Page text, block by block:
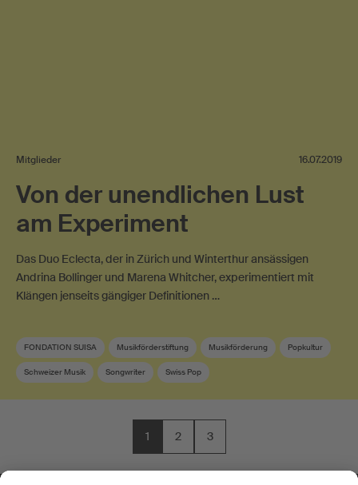
Mitglieder 16.07.2019
Von der unendlichen Lust
am Experiment
Das Duo Eclecta, der in Zürich und Winterthur ansässigen
Andrina Bollinger und Marena Whitcher, experimentiert mit
Klängen jenseits gängiger Definitionen …
FONDATION SUISA Musikförderstiftung Musikförderung Popkultur
Schweizer Musik Songwriter Swiss Pop
1 2 3